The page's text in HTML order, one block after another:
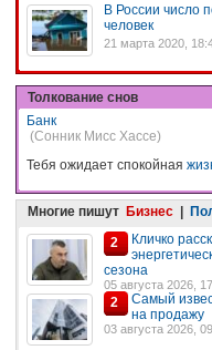
В России число
человек
21 марта 2020,
Толкование снов
Банк
(Сонник Мисс Хассе)
Тебя ожидает спокойная
Многие пишут Бизнес |
2
Кличко
сезона
05 августа 2026,
2
Самый
на продажу
03 августа 2026,